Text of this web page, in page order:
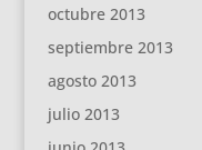
octubre 2013
septiembre 2013
agosto 2013
julio 2013